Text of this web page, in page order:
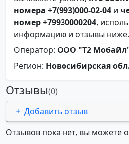
номера +7(993)000-02-04 и
номер +79930000204,
информацию и отзывы ниже.
Оператор: ООО "Т2
Регион: Новосибирская обл.
Отзывы(0)
Добавить отзыв
Отзывов пока нет, вы можете